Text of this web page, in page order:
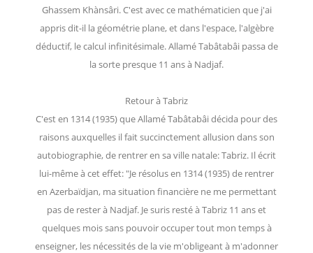
Ghassem Khànsâri. C'est avec ce mathématicien que j'ai
appris dit-il la géométrie plane, et dans l'espace, l'algèbre
déductif, le calcul infinitésimale. Allamé Tabâtabâi passa de
la sorte presque 11 ans à Nadjaf.
Retour à Tabriz
C'est en 1314 (1935) que Allamé Tabâtabâi décida pour des
raisons auxquelles il fait succinctement allusion dans son
autobiographie, de rentrer en sa ville natale: Tabriz. Il écrit
lui-même à cet effet: "Je résolus en 1314 (1935) de rentrer
en Azerbaïdjan, ma situation financière ne me permettant
pas de rester à Nadjaf. Je suris resté à Tabriz 11 ans et
quelques mois sans pouvoir occuper tout mon temps à
enseigner, les nécessités de la vie m'obligeant à m'adonner